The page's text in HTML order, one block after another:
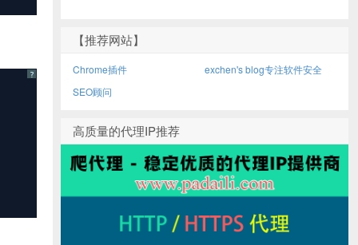
?
【推荐网站】
Chrome插件
exchen's blog专注软件安全
SEO顾问
高质量的代理IP推荐